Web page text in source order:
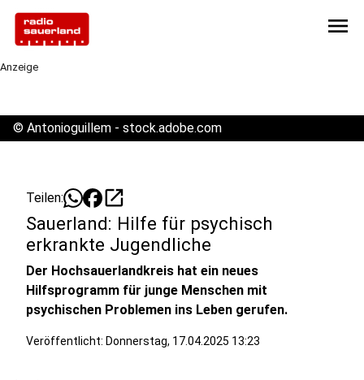
menu
Anzeige
© Antonioguillem - stock.adobe.com
Teilen: open_in_new
Sauerland: Hilfe für psychisch
erkrankte Jugendliche
Der Hochsauerlandkreis hat ein neues
Hilfsprogramm für junge Menschen mit
psychischen Problemen ins Leben gerufen.
Veröffentlicht: Donnerstag, 17.04.2025 13:23